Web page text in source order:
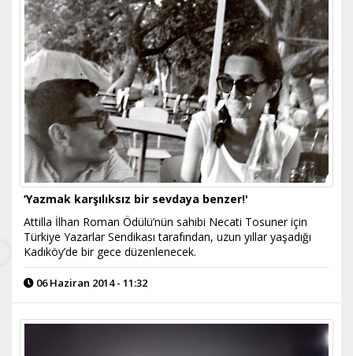
‘Yazmak karşılıksız bir sevdaya benzer!'
Attilla İlhan Roman Ödülü’nün sahibi Necati Tosuner için
Türkiye Yazarlar Sendikası tarafından, uzun yıllar yaşadığı
Kadıköy’de bir gece düzenlenecek.
06 Haziran 2014 - 11:32